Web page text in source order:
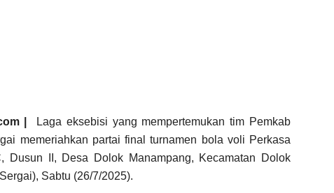
|
Laga eksebisi yang mempertemukan tim Pemkab
memeriahkan partai final turnamen bola voli Perkasa
II, Desa Dolok Manampang, Kecamatan Dolok
Sabtu (26/7/2025).